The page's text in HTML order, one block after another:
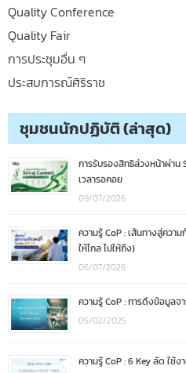
Quality Conference
Quality Fair
การประชุมอื่น ๆ
ประสบการณ์ศิริราช
ชุมชนนักปฏิบัติ (ล่าสุด)
การรับรองสิทธิล่วงหน้าผ่าน
เวลารอคอย
09/07/2026
ความรู้ CoP : เส้นทางสู่ควา
ให้ไกล ไปให้ถึง)
06/07/2026
ความรู้ CoP : การดึงข้อมูลจ
05/02/2025
ความรู้ CoP : 6 Key ลัด ใช้ง